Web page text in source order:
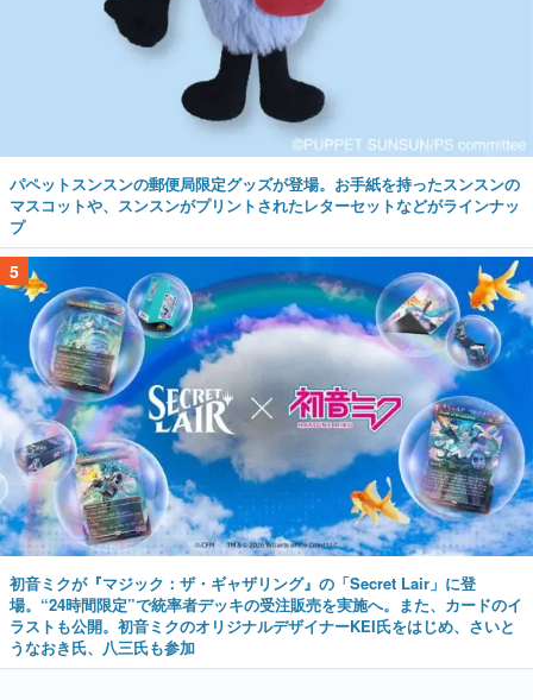
パペットスンスンの郵便局限定グッズが登場。お手紙を持ったスンスンの
マスコットや、スンスンがプリントされたレターセットなどがラインナッ
プ
5
初音ミクが『マジック：ザ・ギャザリング』の「Secret Lair」に登
場。“24時間限定”で統率者デッキの受注販売を実施へ。また、カードのイ
ラストも公開。初音ミクのオリジナルデザイナーKEI氏をはじめ、さいと
うなおき氏、八三氏も参加